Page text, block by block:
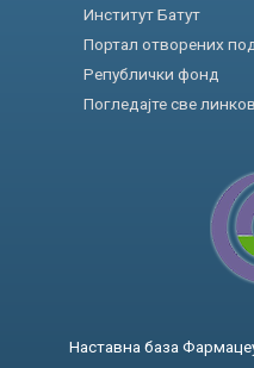
Институт Батут
Портал отворених
Републички фонд
Погледајте све
Наставна база